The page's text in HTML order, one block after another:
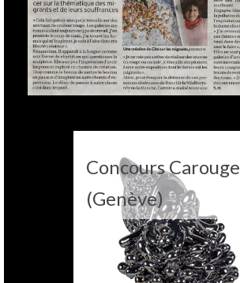
Concours Carouge
(Genève)